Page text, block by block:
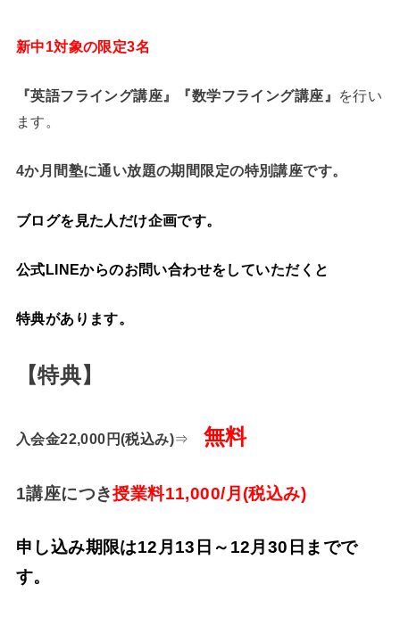
新中1対象の限定3名
『英語フライング講座』『数学フライング講座』
を行い
ます。
4か月間塾に通い放題の期間限定の特別講座です。
ブログを見た人だけ企画です。
公式LINEからのお問い合わせをしていただくと
特典があります。
【特典】
入会金22,000円(税込み)⇒ 無料
1講座につき授業料11,000/月(税込み)
申し込み期限は12月13日～12月30日までで
す。